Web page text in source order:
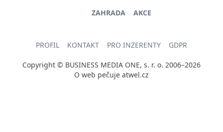
ZAHRADA
AKCE
PROFIL KONTAKT PRO INZERENTY GDPR
Copyright © BUSINESS MEDIA ONE, s. r. o. 2006–2026